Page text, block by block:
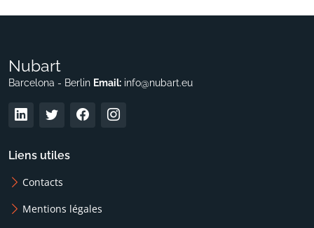
Nubart
Barcelona - Berlin Email: info@nubart.eu
Liens utiles
Contacts
Mentions légales